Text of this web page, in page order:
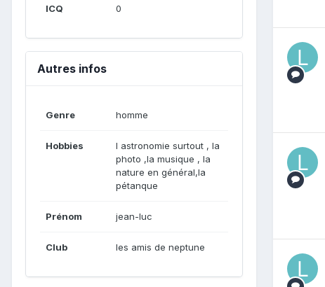
ICQ 0
Autres infos
Genre homme
Hobbies
l astronomie surtout , la
photo ,la musique , la
nature en général,la
pétanque
Prénom jean-luc
Club les amis de neptune